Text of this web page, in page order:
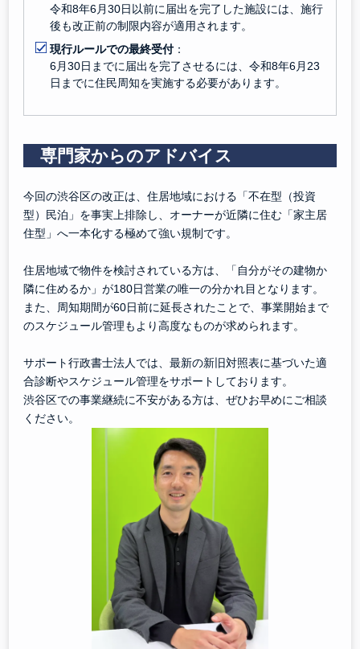
令和8年6月30日以前に届出を完了した施設には、施行
後も改正前の制限内容が適用されます。
現行ルールでの最終受付：
6月30日までに届出を完了させるには、令和8年6月23
日までに住民周知を実施する必要があります。
専門家からのアドバイス
今回の渋谷区の改正は、住居地域における「不在型（投資
型）民泊」を事実上排除し、オーナーが近隣に住む「家主居
住型」へ一本化する極めて強い規制です。
住居地域で物件を検討されている方は、「自分がその建物か
隣に住めるか」が180日営業の唯一の分かれ目となります。
また、周知期間が60日前に延長されたことで、事業開始まで
のスケジュール管理もより高度なものが求められます。
サポート行政書士法人では、最新の新旧対照表に基づいた適
合診断やスケジュール管理をサポートしております。
渋谷区での事業継続に不安がある方は、ぜひお早めにご相談
ください。